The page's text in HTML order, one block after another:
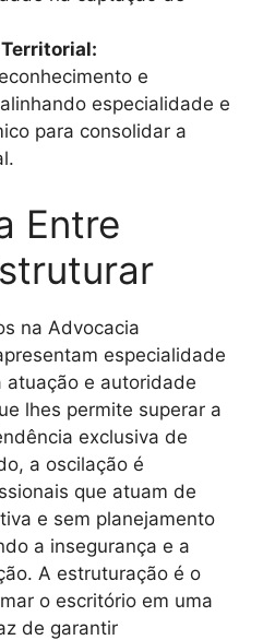
e
especialidade e
para consolidar a
Entre
na Advocacia
especialidade
atuação e autoridade
lhes permite superar a
exclusiva de
a oscilação é
que atuam de
e sem planejamento
a insegurança e a
A estruturação é o
o escritório em uma
de garantir